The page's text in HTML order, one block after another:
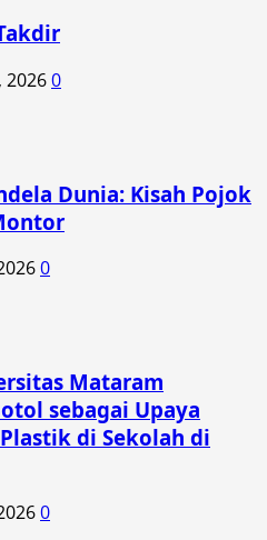
20260
Dunia: Kisah Pojok
0
Mataram
sebagai Upaya
di Sekolah di
0